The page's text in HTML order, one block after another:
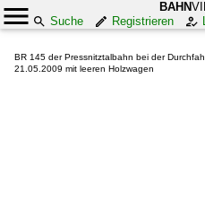
BAHN
Suche
Registrieren
BR 145 der Pressnitztalbahn bei der
21.05.2009 mit leeren Holzwagen